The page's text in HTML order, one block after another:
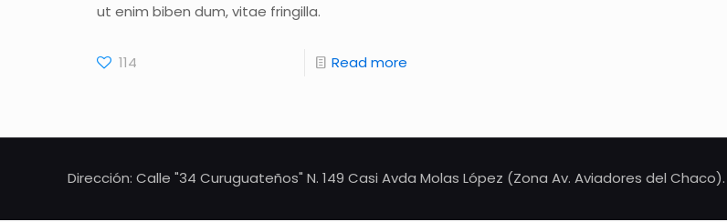
ut enim biben dum, vitae fringilla.
114 Read more
Dirección: Calle "34 Curuguateños" N. 149 Casi Avda Molas López (Zona Av. Aviadores del